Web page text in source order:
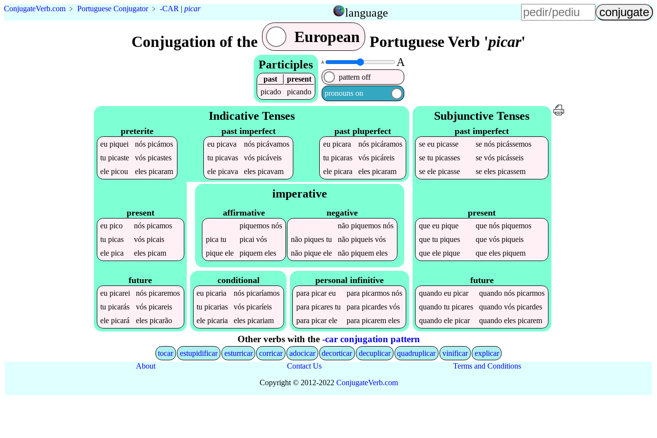
ConjugateVerb.com ﹥ Portuguese Conjugator﹥ -CAR | picar language
Conjugation of the European Portuguese Verb 'picar'
Participles
past
present
picado
picando
A A
pattern off
pronouns on
Indicative Tenses
preterite
eupiquei nóspicámos
tupicaste vóspicastes
elepicou elespicaram
past imperfect
eu picava nós picávamos
tu picavas vós picáveis
ele picava eles picavam
past pluperfect
eupicara nóspicáramos
tupicaras vóspicáreis
elepicara elespicaram
present
eupico nóspicamos
tupicas vóspicais
elepica elespicam
future
eupicarei nóspicaremos
tupicarás vóspicareis
elepicará elespicarão
imperative
affirmative
piquemosnós
pica tu picai vós
piqueele piquemeles
negative
não piquemosnós
não piquestu não piqueisvós
não piqueele não piquemeles
conditional
eupicaria nóspicaríamos
tupicarias vóspicaríeis
elepicaria elespicariam
personal infinitive
parapicareu parapicarmos nós
parapicares tu parapicardes vós
parapicarele parapicarem eles
Subjunctive Tenses
past imperfect
seeupicasse senóspicássemos
setupicasses sevóspicásseis
seelepicasse seelespicassem
present
queeupique quenóspiquemos
quetupiques quevóspiqueis
queelepique queelespiquem
future
quandoeupicar quandonóspicarmos
quandotupicares quandovóspicardes
quandoelepicar quandoelespicarem
Other verbs with the -car conjugation pattern
tocar estupidificar esturricar corricar adocicar decorticar decuplicar quadruplicar vinificar
explicar
About
Contact Us
Terms and Conditions
Copyright © 2012-2022 ConjugateVerb.com